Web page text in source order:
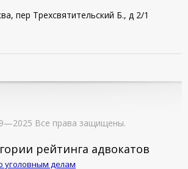
пер Трехсвятительский Б., д 2/1
Все права защищены.
рейтинга адвокатов
уголовным делам